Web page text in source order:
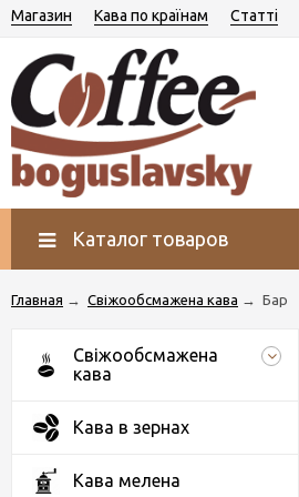
Магазин Кава по країнам Статті
Каталог товаров
Главная → Свіжообсмажена кава → Бар
Свіжообсмажена
кава
Кава в зернах
Кава мелена